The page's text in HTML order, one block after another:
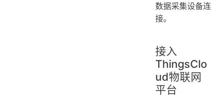
数据采集设备连
接。
接入
ThingsClo
ud物联网
平台